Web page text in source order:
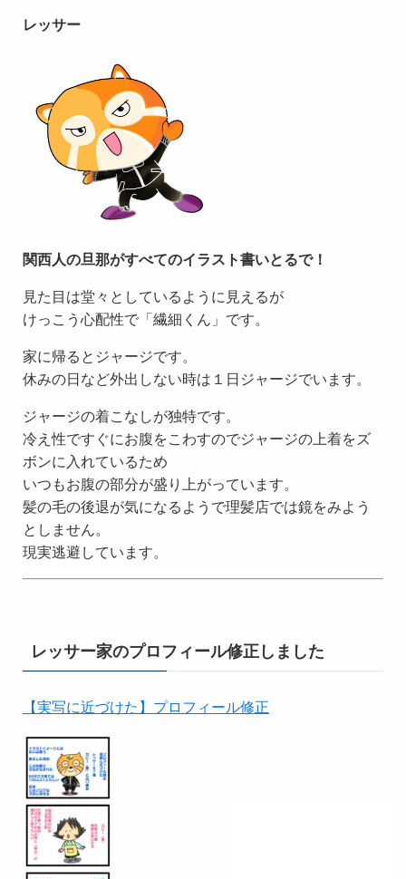
レッサー
関西人の旦那がすべてのイラスト書いとるで！
見た目は堂々としているように見えるが
けっこう心配性で「繊細くん」です。
家に帰るとジャージです。
休みの日など外出しない時は１日ジャージでいます。
ジャージの着こなしが独特です。
冷え性ですぐにお腹をこわすのでジャージの上着をズ
ボンに入れているため
いつもお腹の部分が盛り上がっています。
髪の毛の後退が気になるようで理髪店では鏡をみよう
としません。
現実逃避しています。
レッサー家のプロフィール修正しました
【実写に近づけた】プロフィール修正